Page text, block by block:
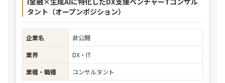
タント（オープンポジション）
企業名
非公開
業界
DX・IT
業種・職種
コンサルタント